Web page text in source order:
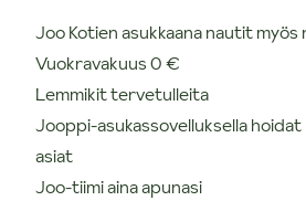
Joo Kotien asukkaana nautit myös
Vuokravakuus 0 €
Lemmikit tervetulleita
Jooppi-asukassovelluksella
asiat
Joo-tiimi aina apunasi